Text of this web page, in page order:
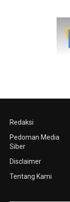
Redaksi
Pedoman Media
Siber
Disclaimer
Tentang Kami